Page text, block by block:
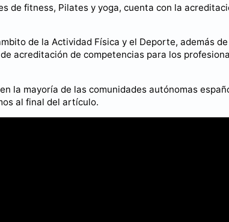
de fitness, Pilates y yoga, cuenta con la
de la Actividad Física y el Deporte, además de
acreditación de competencias para los
la mayoría de las comunidades autónomas
al final del artículo.